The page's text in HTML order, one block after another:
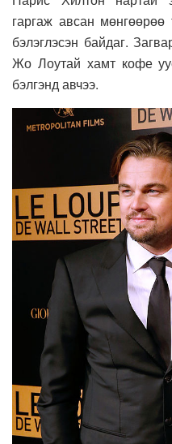
гаргаж авсан мөнгөөрөө
бэлэглэсэн байдаг.
Жо Лоутай хамт кофе
бэлгэнд авчээ.